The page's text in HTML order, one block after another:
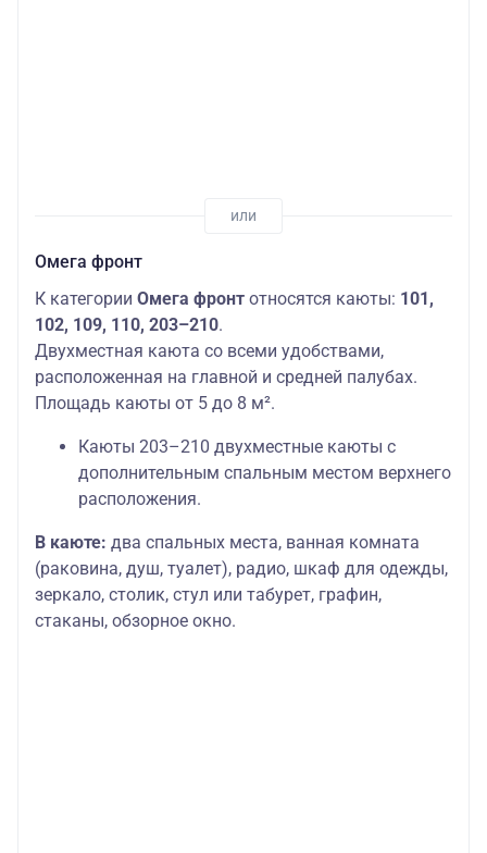
Омега фронт
К категории Омега фронт относятся каюты: 101,
102, 109, 110, 203–210.
Двухместная каюта со всеми удобствами,
расположенная на главной и средней палубах.
Площадь каюты от 5 до 8 м².
Каюты 203–210 двухместные каюты с
дополнительным спальным местом верхнего
расположения.
В каюте: два спальных места, ванная комната
(раковина, душ, туалет), радио, шкаф для одежды,
зеркало, столик, стул или табурет, графин,
стаканы, обзорное окно.